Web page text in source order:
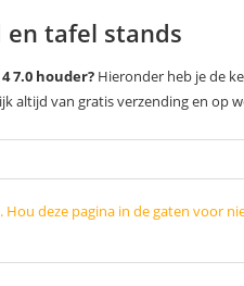
en tafel stands
7.0 houder? Hieronder heb je de
altijd van gratis verzending en op
deze pagina in de gaten voor